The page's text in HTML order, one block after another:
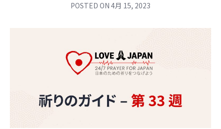
POSTED ON 4月 15, 2023